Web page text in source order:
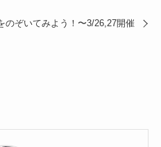
のぞいてみよう！〜3/26,27開催